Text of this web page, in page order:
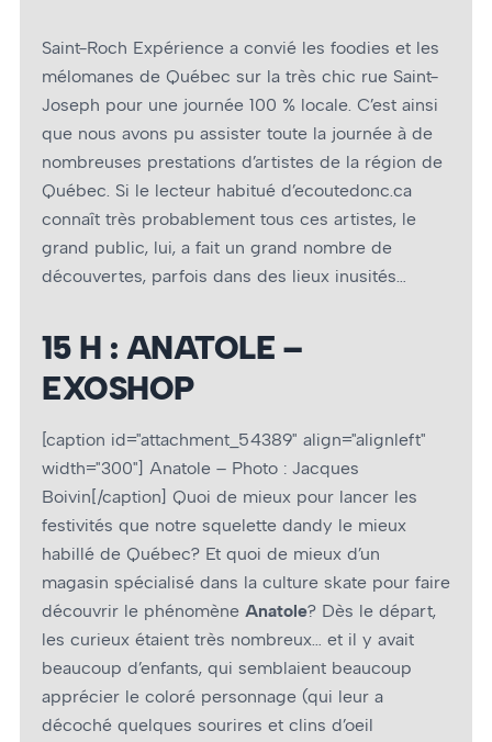
Saint-Roch Expérience a convié les foodies et les
mélomanes de Québec sur la très chic rue Saint-
Joseph pour une journée 100 % locale. C’est ainsi
que nous avons pu assister toute la journée à de
nombreuses prestations d’artistes de la région de
Québec. Si le lecteur habitué d’ecoutedonc.ca
connaît très probablement tous ces artistes, le
grand public, lui, a fait un grand nombre de
découvertes, parfois dans des lieux inusités…
15 H : ANATOLE –
EXOSHOP
[caption id="attachment_54389" align="alignleft"
width="300"] Anatole – Photo : Jacques
Boivin[/caption] Quoi de mieux pour lancer les
festivités que notre squelette dandy le mieux
habillé de Québec? Et quoi de mieux d’un
magasin spécialisé dans la culture skate pour faire
découvrir le phénomène Anatole? Dès le départ,
les curieux étaient très nombreux… et il y avait
beaucoup d’enfants, qui semblaient beaucoup
apprécier le coloré personnage (qui leur a
décoché quelques sourires et clins d’oeil